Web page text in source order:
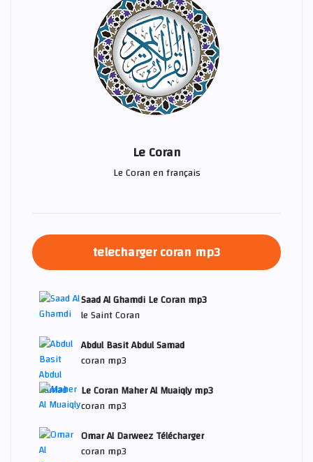
Le Coran
Le Coran en français
telecharger coran mp3
Saad Al Ghamdi Le Coran mp3
le Saint Coran
Abdul Basit Abdul Samad
coran mp3
Le Coran Maher Al Muaiqly mp3
coran mp3
Omar Al Darweez Télécharger
coran mp3